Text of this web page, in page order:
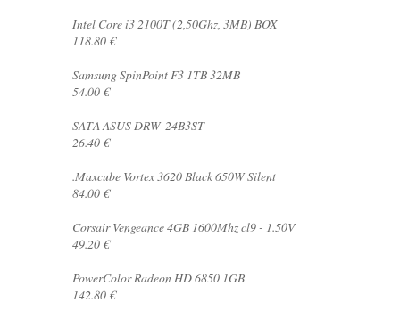
Intel Core i3 2100T (2,50Ghz, 3MB) BOX
118.80 €
Samsung SpinPoint F3 1TB 32MB
54.00 €
SATA ASUS DRW-24B3ST
26.40 €
.Maxcube Vortex 3620 Black 650W Silent
84.00 €
Corsair Vengeance 4GB 1600Mhz cl9 - 1.50V
49.20 €
PowerColor Radeon HD 6850 1GB
142.80 €